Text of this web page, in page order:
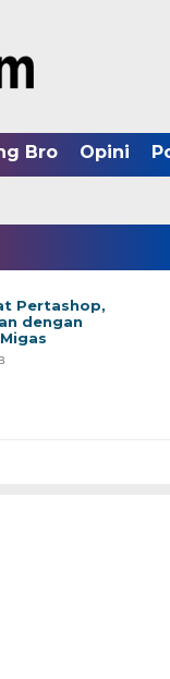
Bro Opini
Pertashop,
dengan